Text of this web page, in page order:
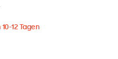
12 Tagen